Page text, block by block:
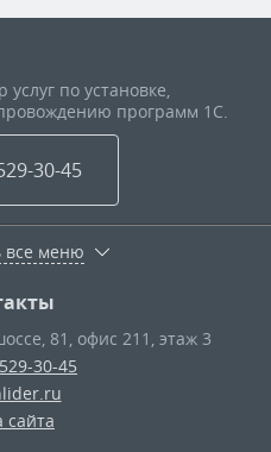
по установке,
программ 1С.
30-45
все меню
81, офис 211, этаж 3
30-45
сайта